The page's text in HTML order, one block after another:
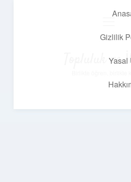
Gizlilik
Yasal
Topluluk ve